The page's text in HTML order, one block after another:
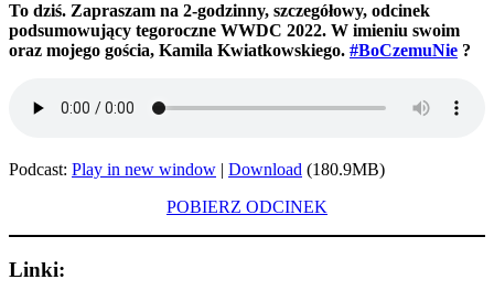
To dziś. Zapraszam na 2-godzinny, szczegółowy, odcinek
podsumowujący tegoroczne WWDC 2022. W imieniu swoim
oraz mojego gościa, Kamila Kwiatkowskiego. #BoCzemuNie ?
Podcast: Play in new window | Download (180.9MB)
POBIERZ ODCINEK
Linki: